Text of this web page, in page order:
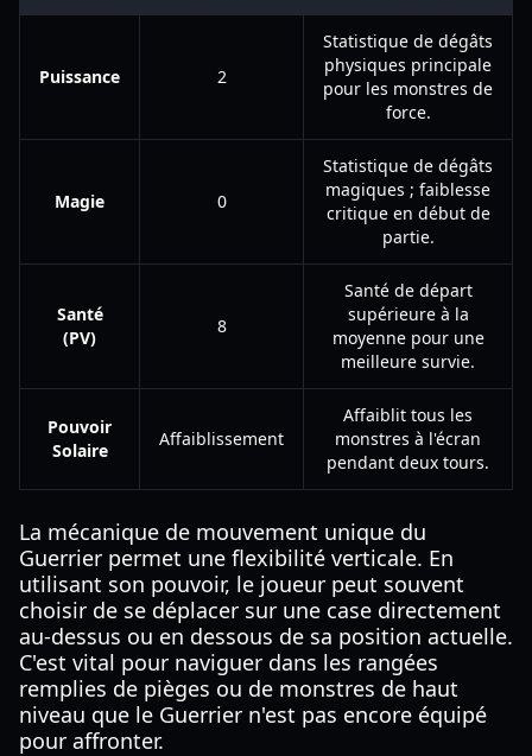
Puissance 2
Statistique de dégâts
physiques principale
pour les monstres de
force.
Magie 0
Statistique de dégâts
magiques ; faiblesse
critique en début de
partie.
Santé
(PV)
8
Santé de départ
supérieure à la
moyenne pour une
meilleure survie.
Pouvoir
Solaire
Affaiblissement
Affaiblit tous les
monstres à l'écran
pendant deux tours.
La mécanique de mouvement unique du
Guerrier permet une flexibilité verticale. En
utilisant son pouvoir, le joueur peut souvent
choisir de se déplacer sur une case directement
au-dessus ou en dessous de sa position actuelle.
C'est vital pour naviguer dans les rangées
remplies de pièges ou de monstres de haut
niveau que le Guerrier n'est pas encore équipé
pour affronter.